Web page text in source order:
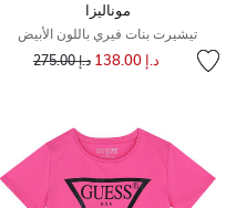
موناليزا
تيشيرت بنات فيري باللون الأبيض
د.إ 138.00 سعر مخفض مند.إ 275.00